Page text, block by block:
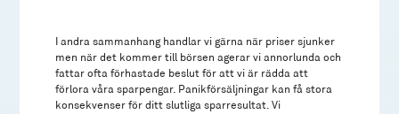
I andra sammanhang handlar vi gärna när priser sjunker
men när det kommer till börsen agerar vi annorlunda och
fattar ofta förhastade beslut för att vi är rädda att
förlora våra sparpengar. Panikförsäljningar kan få stora
konsekvenser för ditt slutliga sparresultat. Vi